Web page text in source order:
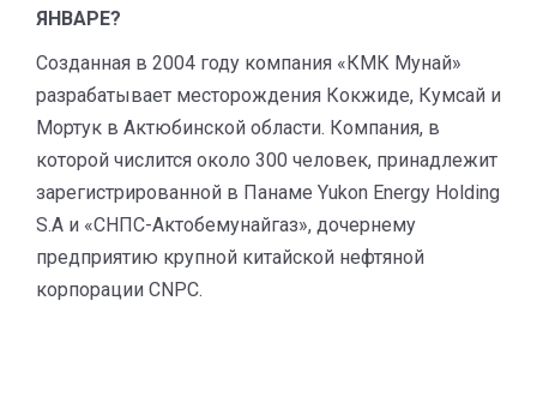
ЯНВАРЕ?
Созданная в 2004 году компания «КМК Мунай»
разрабатывает месторождения Кокжиде, Кумсай и
Мортук в Актюбинской области. Компания, в
которой числится около 300 человек, принадлежит
зарегистрированной в Панаме Yukon Energy Holding
S.A и «СНПС-Актобемунайгаз», дочернему
предприятию крупной китайской нефтяной
корпорации CNPC.